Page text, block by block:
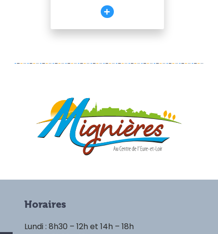
Horaires
Lundi : 8h30 – 12h et 14h – 18h